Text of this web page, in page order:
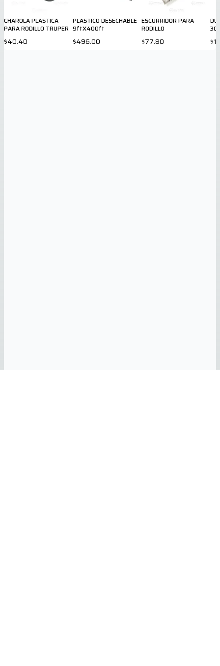
CHAROLA PLASTICA
PARA RODILLO TRUPER
$40.40
PLASTICO DESECHABLE
9ftX400ft
$496.00
ESCURRIDOR PARA
RODILLO
$77.80